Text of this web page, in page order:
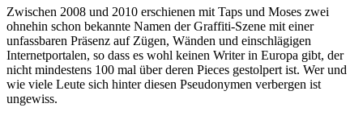
Zwischen 2008 und 2010 erschienen mit Taps und Moses zwei
ohnehin schon bekannte Namen der Graffiti-Szene mit einer
unfassbaren Präsenz auf Zügen, Wänden und einschlägigen
Internetportalen, so dass es wohl keinen Writer in Europa gibt, der
nicht mindestens 100 mal über deren Pieces gestolpert ist. Wer und
wie viele Leute sich hinter diesen Pseudonymen verbergen ist
ungewiss.